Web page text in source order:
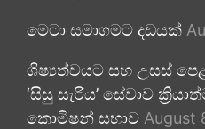
මෙටා සමාගමට දඩයක්
ශිෂ්‍යත්වයට සහ උසස්
‘සිසු සැරිය’ සේවාව
කොමිෂන් සභාව August